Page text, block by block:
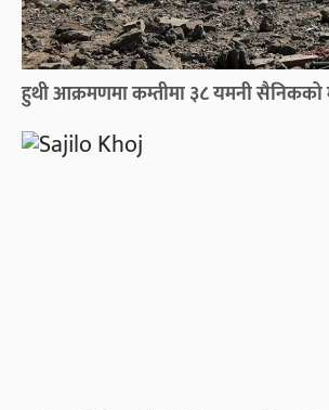
हुथी आक्रमणमा कम्तीमा ३८ यमनी सैनिकको